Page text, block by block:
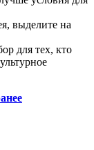
выделите на
для тех, кто